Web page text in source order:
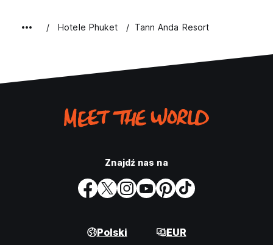
Hotele Phuket Tann Anda Resort
Znajdź nas na
Polski EUR